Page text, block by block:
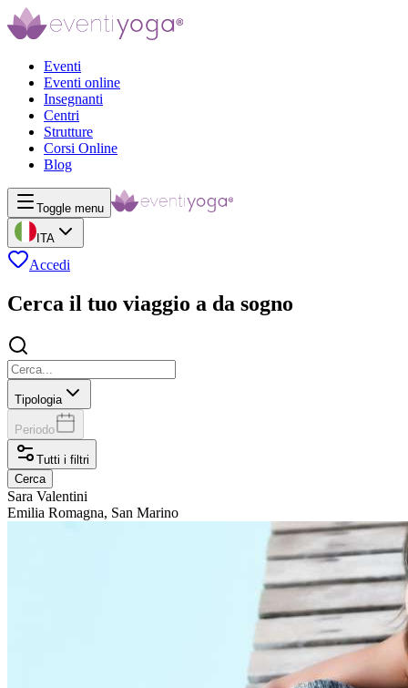
Eventi
Eventi online
Insegnanti
Centri
Strutture
Corsi Online
Blog
Toggle menu
ITA
Accedi
Cerca il tuo viaggio a da sogno
Tipologia
Periodo
Tutti i filtri
Cerca
Sara Valentini
Emilia Romagna, San Marino